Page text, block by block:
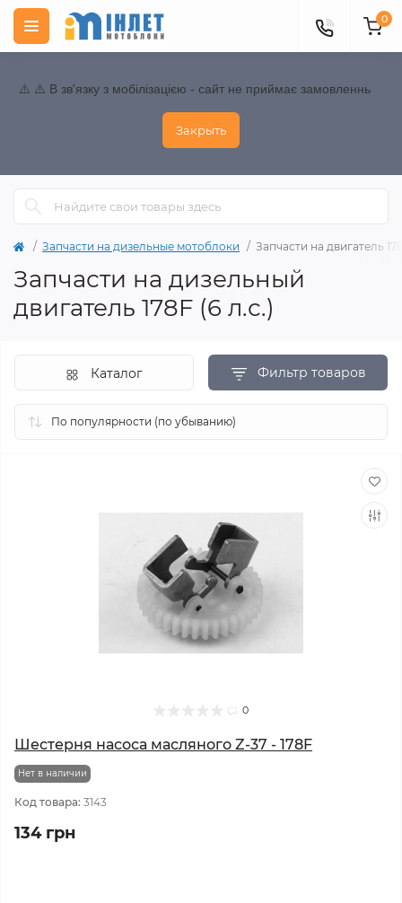
⚠️ ⚠️ В зв'язку з мобілізацією - сайт не приймає замовленнь
Закрыть
0
Запчасти на дизельные мотоблоки Запчасти на двигатель
Запчасти на дизельный
двигатель 178F (6 л.с.)
Фильтр товаров
Каталог
0
Шестерня насоса масляного Z-37 - 178F
Нет в наличии
Код товара: 3143
134 грн